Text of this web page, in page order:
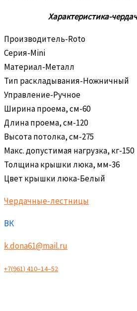
Характеристика-
Производитель-Roto
Серия-Mini
Материал-Металл
Тип раскладывания-Ножничный
Управление-Ручное
Ширина проема, см-60
Длина проема, см-120
Высота потолка, см-275
Макс. допустимая нагрузка, кг-150
Толщина крышки люка, мм-36
Цвет крышки люка-Белый
Чердачные-лестницы
ВК
k.dona61@mail.ru
+7(961) 410–14–52